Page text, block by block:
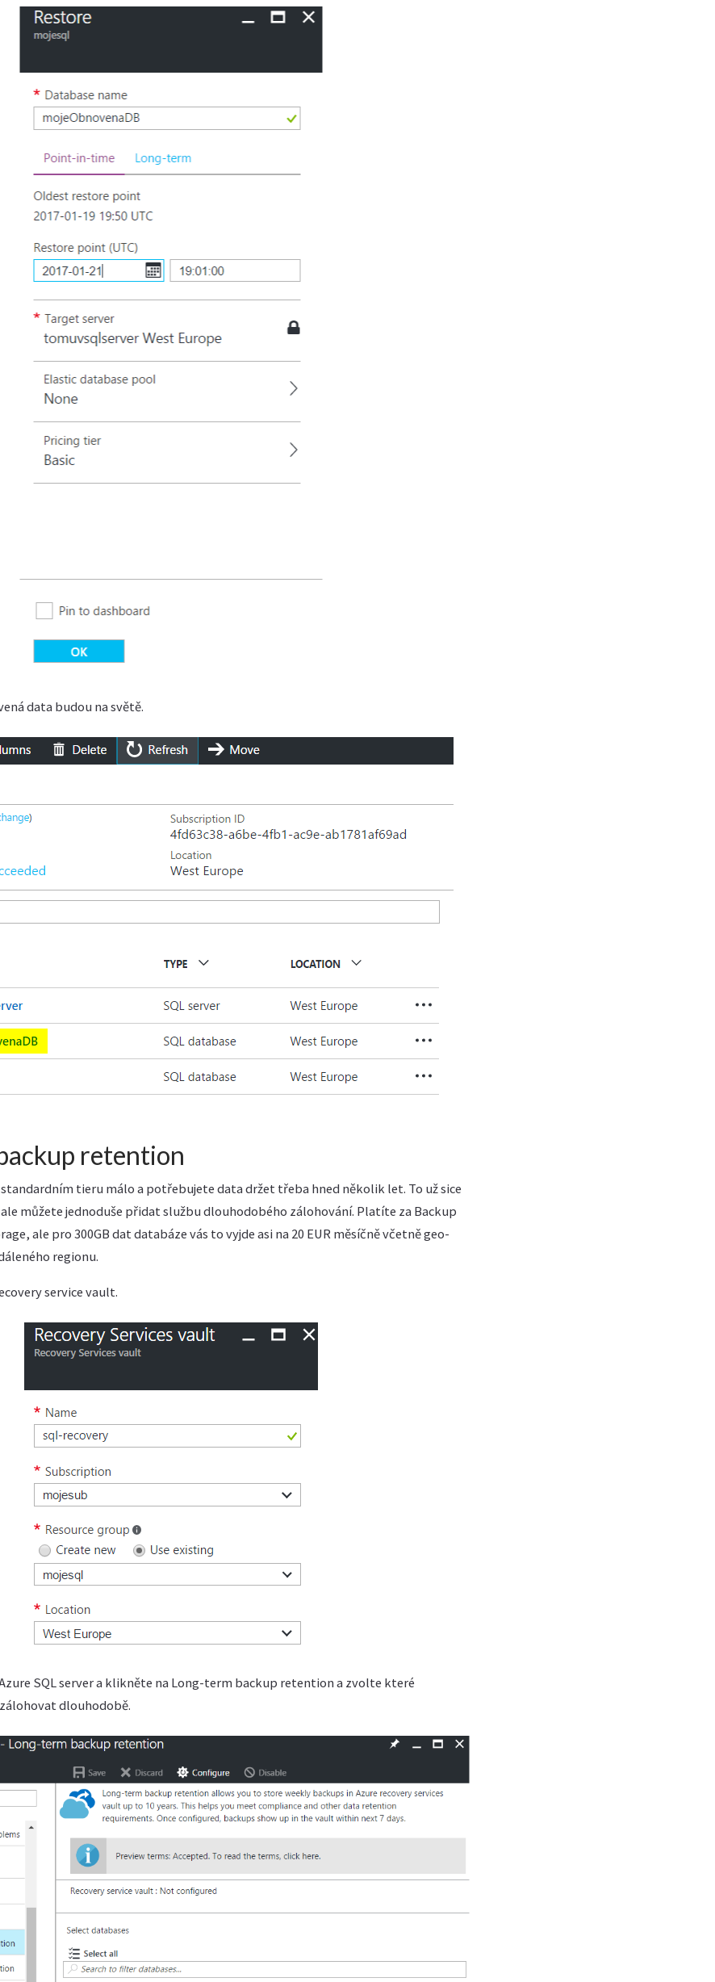
data budou na světě.
retention
standardním tieru málo a potřebujete data držet třeba hned několik let. To už sice
ale můžete jednoduše přidat službu dlouhodobého zálohování. Platíte za Backup
ale pro 300GB dat databáze vás to vyjde asi na 20 EUR měsíčně včetně geo-
regionu.
service vault.
SQL server a klikněte na Long-term backup retention a zvolte které
dlouhodobě.